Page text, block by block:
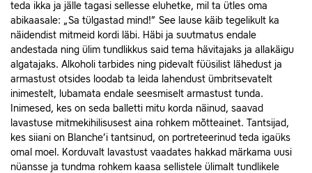
teda ikka ja jälle tagasi sellesse eluhetke, mil ta ütles oma
abikaasale: „Sa tülgastad mind!” See lause käib tegelikult ka
näidendist mitmeid kordi läbi. Häbi ja suutmatus endale
andestada ning ülim tundlikkus said tema hävitajaks ja allakäigu
algatajaks. Alkoholi tarbides ning pidevalt füüsilist lähedust ja
armastust otsides loodab ta leida lahendust ümbritsevatelt
inimestelt, lubamata endale seesmiselt armastust tunda.
Inimesed, kes on seda balletti mitu korda näinud, saavad
lavastuse mitmekihilisusest aina rohkem mõtteainet. Tantsijad,
kes siiani on Blanche’i tantsinud, on portreteerinud teda igaüks
omal moel. Korduvalt lavastust vaadates hakkad märkama uusi
nüansse ja tundma rohkem kaasa sellistele ülimalt tundlikele